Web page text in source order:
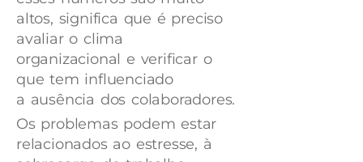
altos, significa que é preciso
avaliar o clima
organizacional e verificar o
que tem influenciado
a ausência dos colaboradores.
Os problemas podem estar
relacionados ao estresse, à